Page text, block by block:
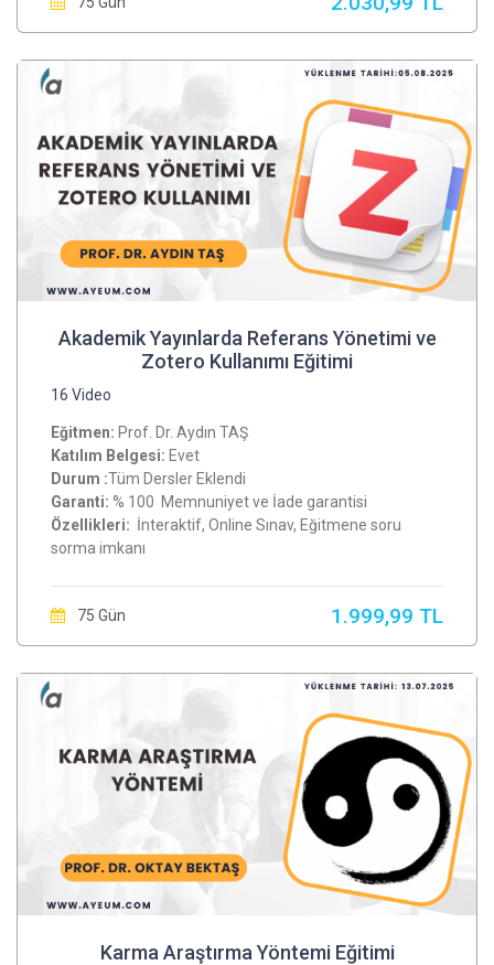
Akademik Yayınlarda Referans Yönetimi ve
Zotero Kullanımı Eğitimi
16 Video
Eğitmen: Prof. Dr. Aydın TAŞ
Katılım Belgesi: Evet
Durum :Tüm Dersler Eklendi
Garanti: % 100 Memnuniyet ve İade garantisi
Özellikleri: İnteraktif, Online Sınav, Eğitmene soru
sorma imkanı
75 Gün 1.999,99 TL
Karma Araştırma Yöntemi Eğitimi